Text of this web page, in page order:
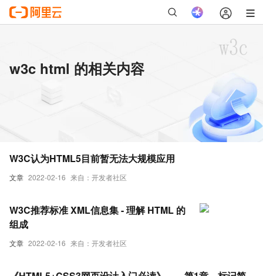
w3c html 的相关内容
文章 2022-02-16 来自：开发者社区
W3C认为HTML5目前暂无法大规模应用
文章 2022-02-16 来自：开发者社区
W3C推荐标准 XML信息集 - 理解 HTML 的
组成